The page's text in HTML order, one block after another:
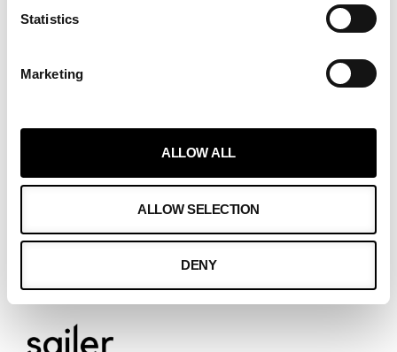
Statistics
Marketing
ALLOW ALL
ALLOW SELECTION
DENY
OTA YHTEYTTÄ
ASIAKKAAMME
ASIAKKAAT